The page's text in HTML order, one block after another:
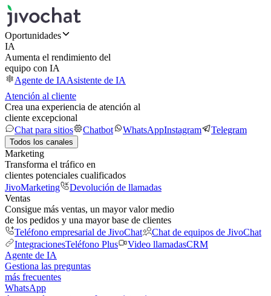
Oportunidades
IA
Aumenta el rendimiento del
equipo con IA
Agente de IAAsistente de IA
Atención al cliente
Crea una experiencia de atención al
cliente excepcional
Chat para sitios
Chatbot WhatsAppInstagram Telegram
Todos los canales
Marketing
Transforma el tráfico en
clientes potenciales cualificados
JivoMarketing
Devolución de llamadas
Ventas
Consigue más ventas, un mayor valor medio
de los pedidos y una mayor base de clientes
Teléfono empresarial de JivoChat
Chat de equipos de JivoChat
IntegracionesTeléfono Plus Video llamadasCRM
Agente de IA
Gestiona las preguntas
más frecuentes
WhatsApp